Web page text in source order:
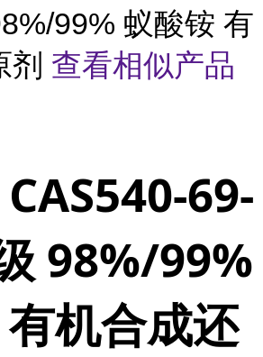
99% 蚁酸铵 有
剂 查看相似产品
69-
98%/99%
机合成还